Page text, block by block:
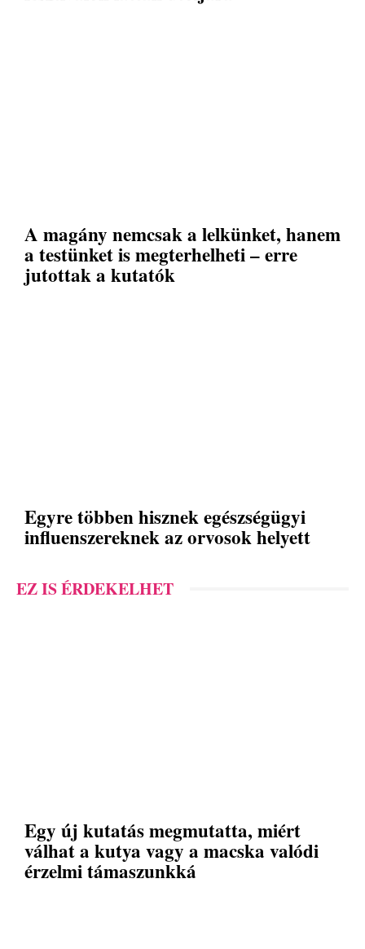
A magány nemcsak a lelkünket, hanem
a testünket is megterhelheti – erre
jutottak a kutatók
Egyre többen hisznek egészségügyi
influenszereknek az orvosok helyett
EZ IS ÉRDEKELHET
Egy új kutatás megmutatta, miért
válhat a kutya vagy a macska valódi
érzelmi támaszunkká